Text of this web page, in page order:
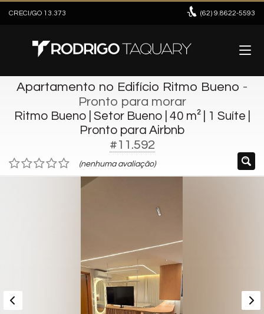
CRECI/GO 13.373 (62) 9.8622-5593
Apartamento no Edifício Ritmo Bueno -
Pronto para morar
Ritmo Bueno | Setor Bueno | 40 m² | 1 Suíte |
Pronto para Airbnb
#11.592
(nenhuma avaliação)